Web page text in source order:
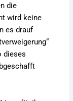
die
wird keine
es drauf
dieses